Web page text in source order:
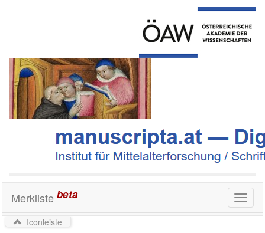
Toggle
Merkliste beta
Iconleiste